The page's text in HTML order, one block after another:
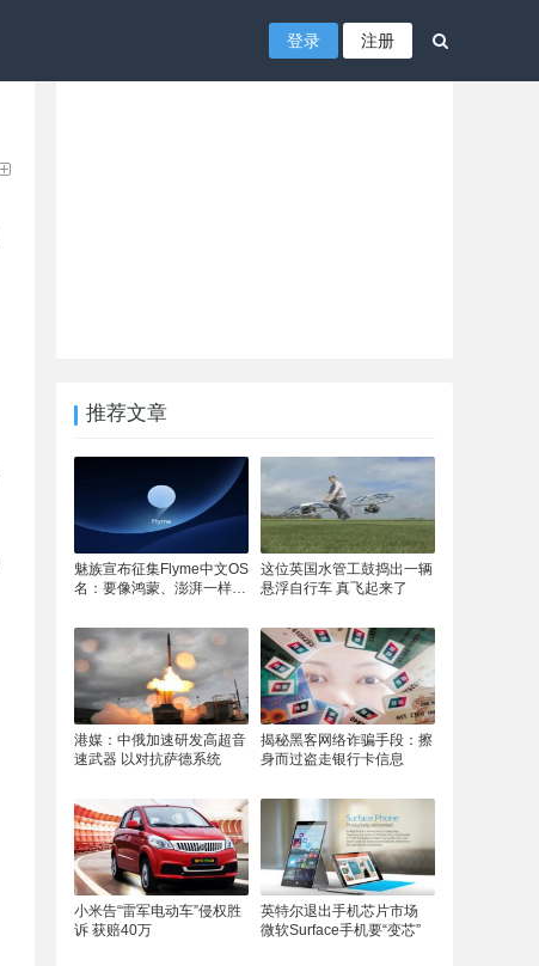
登录 注册
推荐文章
魅族宣布征集Flyme中文OS
名：要像鸿蒙、澎湃一样响
这位英国水管工鼓捣出一辆
悬浮自行车 真飞起来了
港媒：中俄加速研发高超音
速武器 以对抗萨德系统
揭秘黑客网络诈骗手段：擦
身而过盗走银行卡信息
小米告“雷军电动车”侵权胜
诉 获赔40万
英特尔退出手机芯片市场
微软Surface手机要“变芯”